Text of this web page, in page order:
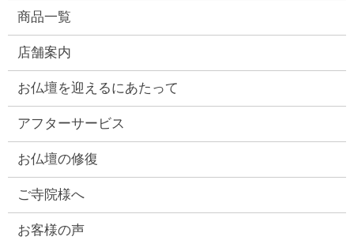
商品一覧
店舗案内
お仏壇を迎えるにあたって
アフターサービス
お仏壇の修復
ご寺院様へ
お客様の声